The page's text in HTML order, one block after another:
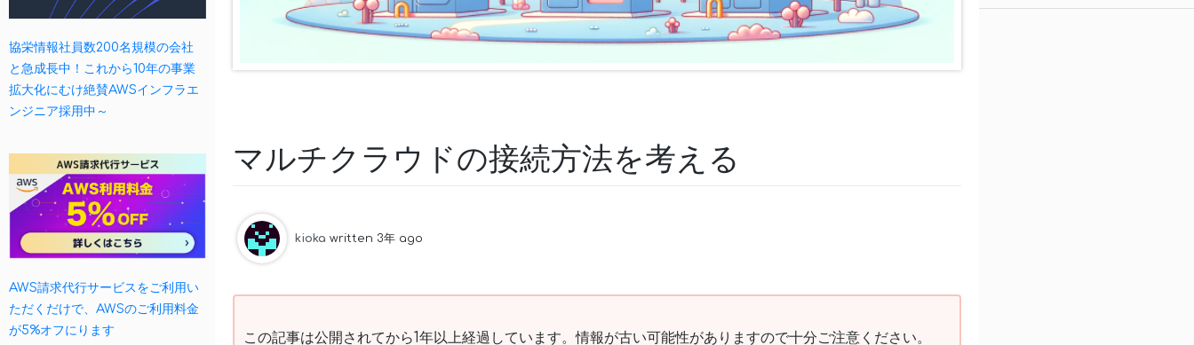
協栄情報社員数200名規模の会社
と急成長中！これから10年の事業
拡大化にむけ絶賛AWSインフラエ
ンジニア採用中～
AWS請求代行サービスをご利用い
ただくだけで、AWSのご利用料金
が5%オフにります
マルチクラウドの接続方法を考える
kioka written 3年 ago
この記事は公開されてから1年以上経過しています。情報が古い可能性がありますので十分ご注意ください。